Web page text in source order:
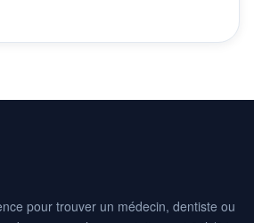
pour trouver un médecin, dentiste ou